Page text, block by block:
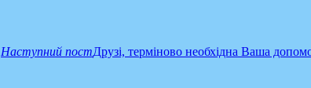
Наступний постДрузі, терміново необхідна Ваша